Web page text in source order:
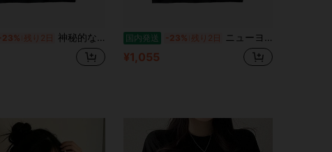
23% 残り2日 神秘的な蛇 - アンフィテール Tシャツ 国内発送 -23% 残り2日 ニューヨーク ハードコア NYHC ミュージック クール ヴィンテージ T シャツ
¥1,055